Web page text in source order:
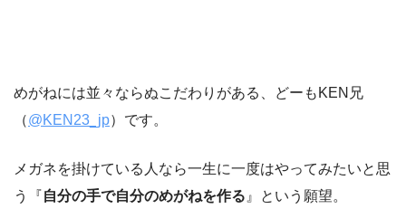
めがねには並々ならぬこだわりがある、どーもKEN兄
（@KEN23_jp）です。
メガネを掛けている人なら一生に一度はやってみたいと思
う『自分の手で自分のめがねを作る 』という願望。